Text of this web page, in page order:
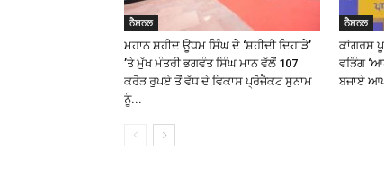
ਨੈਸ਼ਨਲ
ਮਹਾਨ ਸ਼ਹੀਦ ਊਧਮ ਸਿੰਘ ਦੇ ‘ਸ਼ਹੀਦੀ ਦਿਹਾੜੇ’
’ਤੇ ਮੁੱਖ ਮੰਤਰੀ ਭਗਵੰਤ ਸਿੰਘ ਮਾਨ ਵੱਲੋਂ 107
ਕਰੋੜ ਰੁਪਏ ਤੋਂ ਵੱਧ ਦੇ ਵਿਕਾਸ ਪ੍ਰੋਜੈਕਟ ਸੁਨਾਮ
ਨੂੰ...
ਨੈਸ਼ਨਲ
ਕਾਂਗਰਸ
ਵੜਿੰਗ
ਬਜਾਏ